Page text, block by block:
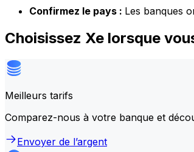
Confirmez le pays : Les banques
Choisissez Xe lorsque
Meilleurs tarifs
Comparez-nous à votre banque et
Envoyer de l’argent